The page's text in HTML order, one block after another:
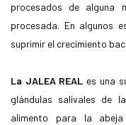
procesados ​​de alguna
procesada. En algunos
suprimir el crecimiento
La JALEA REAL es una
glándulas salivales de
alimento para la